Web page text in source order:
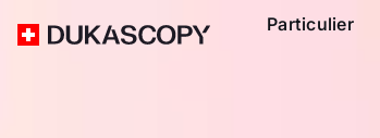
Particulier